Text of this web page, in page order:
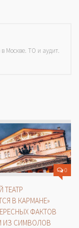
Москве. ТО и аудит.
0
ТЕАТР
В КАРМАНЕ»
ФАКТОВ
ИЗ СИМВОЛОВ